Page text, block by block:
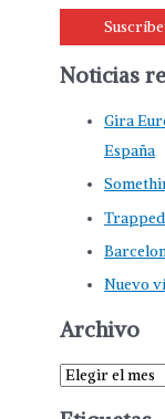
Noticias
Gira
España
Nuevo
Archivo
A